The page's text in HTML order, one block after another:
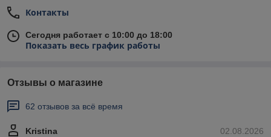
Контакты
Сегодня работает с 10:00 до 18:00
Показать весь график работы
Отзывы о магазине
62 отзывов за всё время
02.08.2026
Kristina